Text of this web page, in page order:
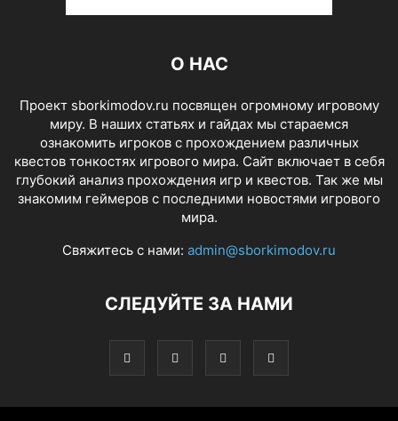
О НАС
Проект sborkimodov.ru посвящен огромному игровому
миру. В наших статьях и гайдах мы стараемся
ознакомить игроков с прохождением различных
квестов тонкостях игрового мира. Сайт включает в себя
глубокий анализ прохождения игр и квестов. Так же мы
знакомим геймеров с последними новостями игрового
мира.
Свяжитесь с нами: admin@sborkimodov.ru
СЛЕДУЙТЕ ЗА НАМИ